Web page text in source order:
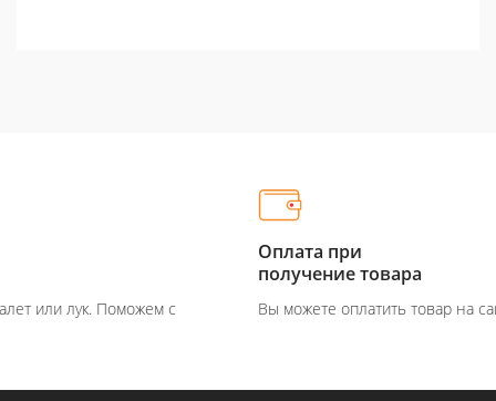
с
получение товара
Вы можете оплатить товар на сайте или при